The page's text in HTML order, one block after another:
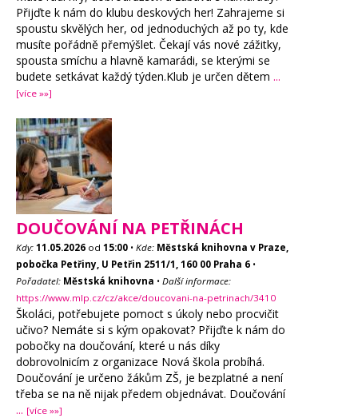
Přijďte k nám do klubu deskových her! Zahrajeme si
spoustu skvělých her, od jednoduchých až po ty, kde
musíte pořádně přemýšlet. Čekají vás nové zážitky,
spousta smíchu a hlavně kamarádi, se kterými se
budete setkávat každý týden.Klub je určen dětem ...
[více »»]
DOUČOVÁNÍ NA PETŘINÁCH
Kdy: 11.05.2026 od 15:00 • Kde: Městská knihovna v Praze,
pobočka Petřiny, U Petřin 2511/1, 160 00 Praha 6 •
Pořadatel: Městská knihovna • Další informace:
https://www.mlp.cz/cz/akce/doucovani-na-petrinach/3410
Školáci, potřebujete pomoct s úkoly nebo procvičit
učivo? Nemáte si s kým opakovat? Přijďte k nám do
pobočky na doučování, které u nás díky
dobrovolnicím z organizace Nová škola probíhá.
Doučování je určeno žákům ZŠ, je bezplatné a není
třeba se na ně nijak předem objednávat. Doučování
... [více »»]